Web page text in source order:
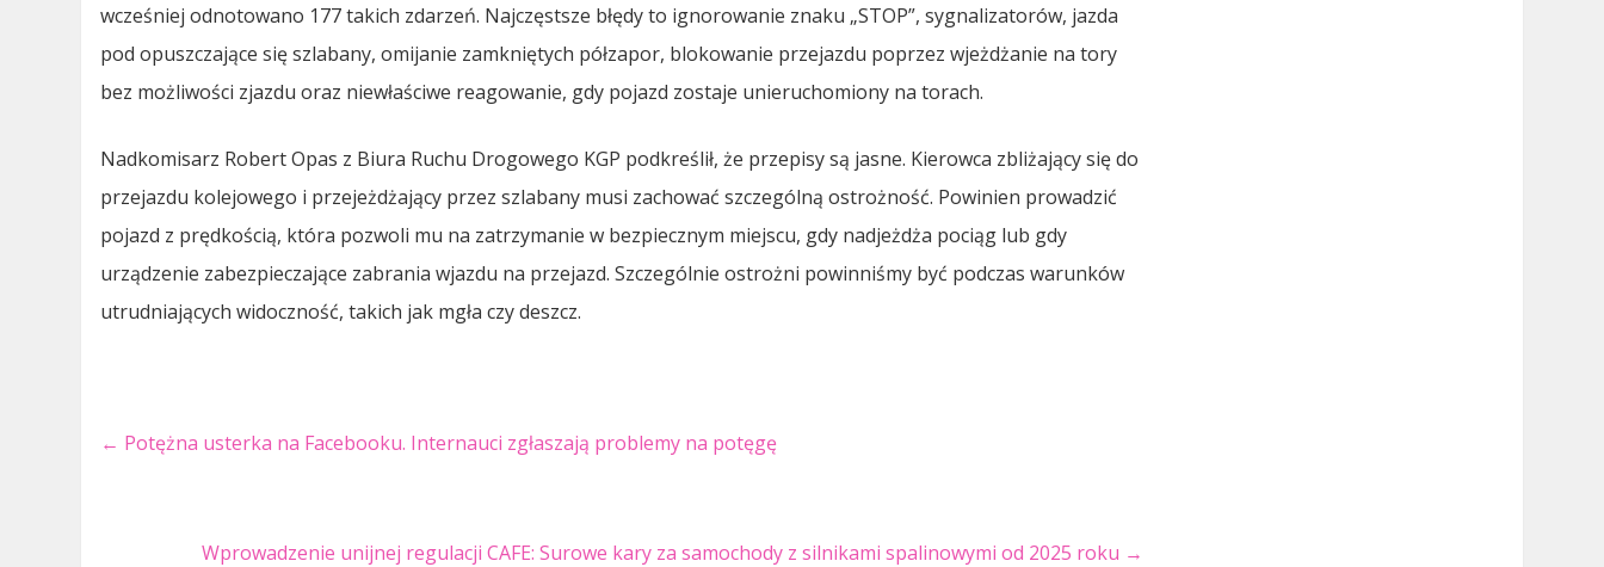
wcześniej odnotowano 177 takich zdarzeń. Najczęstsze błędy to ignorowanie znaku „STOP”, sygnalizatorów, jazda
pod opuszczające się szlabany, omijanie zamkniętych półzapor, blokowanie przejazdu poprzez wjeżdżanie na tory
bez możliwości zjazdu oraz niewłaściwe reagowanie, gdy pojazd zostaje unieruchomiony na torach.
Nadkomisarz Robert Opas z Biura Ruchu Drogowego KGP podkreślił, że przepisy są jasne. Kierowca zbliżający się do
przejazdu kolejowego i przejeżdżający przez szlabany musi zachować szczególną ostrożność. Powinien prowadzić
pojazd z prędkością, która pozwoli mu na zatrzymanie w bezpiecznym miejscu, gdy nadjeżdża pociąg lub gdy
urządzenie zabezpieczające zabrania wjazdu na przejazd. Szczególnie ostrożni powinniśmy być podczas warunków
utrudniających widoczność, takich jak mgła czy deszcz.
← Potężna usterka na Facebooku. Internauci zgłaszają problemy na potęgę
Wprowadzenie unijnej regulacji CAFE: Surowe kary za samochody z silnikami spalinowymi od 2025 roku →